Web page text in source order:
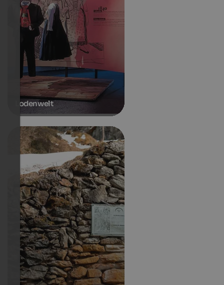
Lodenwelt